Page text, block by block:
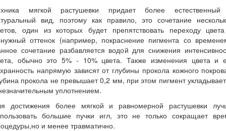
мягкой растушевки придает более
вид, поэтому как правило, это сочетание
один из которых будет препятствовать переходу
оттенок (например, покраснение пигмента со
сочетание разбавляется водой для снижения
обычно это 5% - 10% цвета. Также изменения цвета и
напрямую зависят от глубины прокола кожного
прокола не превышает 0,2 мм, при этом пигмент
уплотнением.
достижения более мягкой и равномерной растушевки
большие пучки игл, это не только сокращает
и менее травматично.